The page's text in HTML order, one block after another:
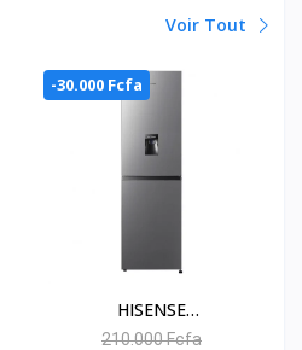
Voir Tout
-30.000 Fcfa
HISENSE
RÉFRIGÉRATEUR
210.000 Fcfa